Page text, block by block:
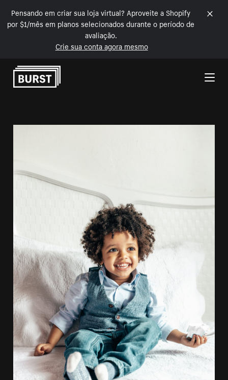
Pensando em criar sua loja virtual? Aproveite a Shopify
por $1/mês em planos selecionados durante o período de
avaliação.
Crie sua conta agora mesmo
Pular para o conteúdo